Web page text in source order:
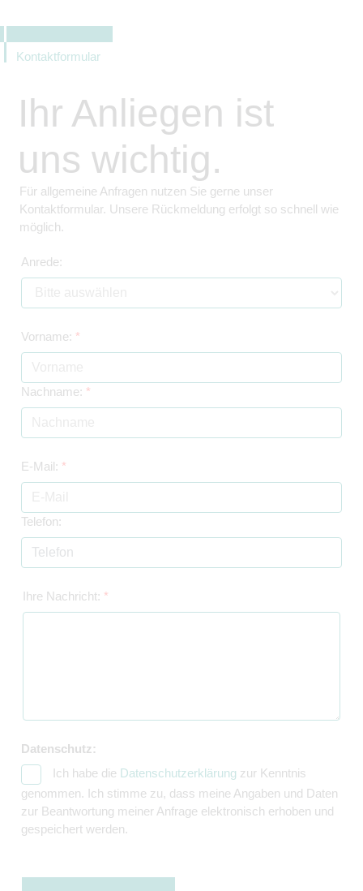
Kontaktformular
Ihr Anliegen ist
uns wichtig.
Für allgemeine Anfragen nutzen Sie gerne unser
Kontaktformular. Unsere Rückmeldung erfolgt so schnell wie
möglich.
Anrede:
Vorname: *
Nachname: *
E-Mail: *
Telefon:
Ihre Nachricht: *
Datenschutz:
Ich habe die Datenschutzerklärung zur Kenntnis
genommen. Ich stimme zu, dass meine Angaben und Daten
zur Beantwortung meiner Anfrage elektronisch erhoben und
gespeichert werden.